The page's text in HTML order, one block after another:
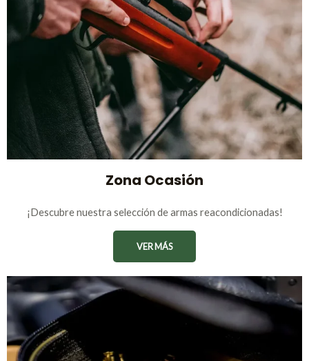
Zona Ocasión
¡Descubre nuestra selección de armas reacondicionadas!
VER MÁS